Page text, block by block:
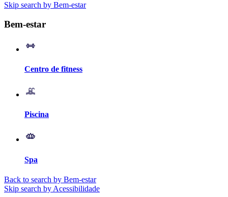
Skip search by Bem-estar
Bem-estar
Centro de fitness
Piscina
Spa
Back to search by Bem-estar
Skip search by Acessibilidade